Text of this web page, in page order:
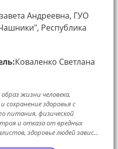
Андреевна, ГУО
Республика
Коваленко Светлана
жизни человека,
сохранение здоровья с
питания, физической
и отказа от вредных
здоровье людей завис...